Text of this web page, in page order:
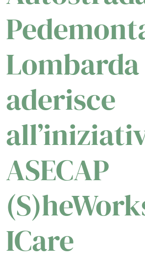
Lombarda
aderisce
ASECAP
ICare